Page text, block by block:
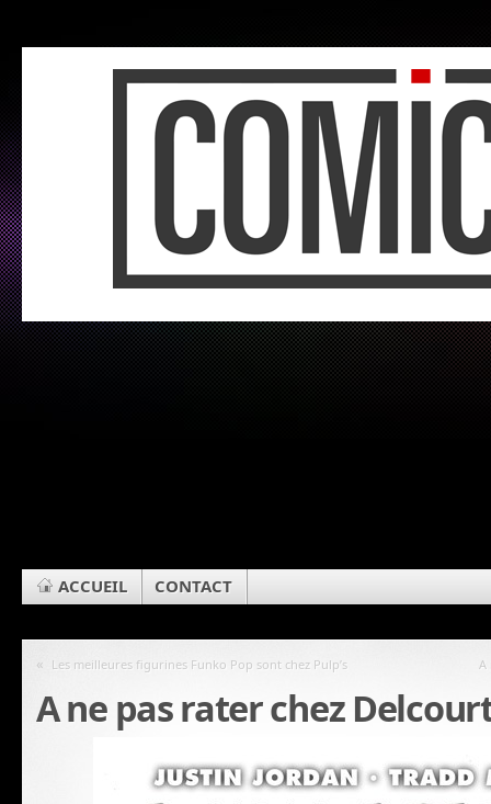
ACCUEIL CONTACT
« Les meilleures figurines Funko Pop sont chez Pulp’s A
A ne pas rater chez